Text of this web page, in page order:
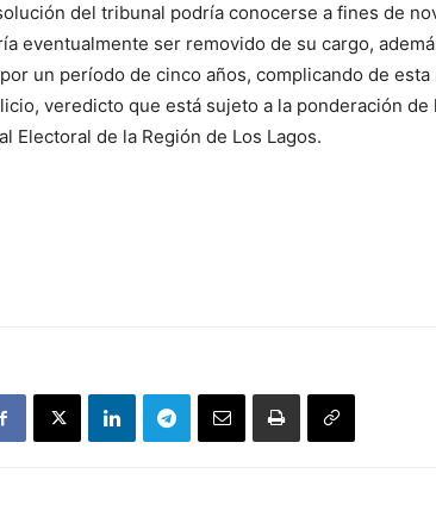
del tribunal podría conocerse a fines de
eventualmente ser removido de su cargo,
un período de cinco años, complicando de
veredicto que está sujeto a la ponderación
Electoral de la Región de Los Lagos.